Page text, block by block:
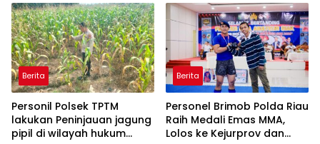
Penanaman Mangrove
DECLARE WAR: SIAP Bantai
DAN SERET AKUN PEMBUNUH
KARAKTER KE PENJARA
POLDA KEPRI!
Berita
Personil Polsek TPTM
lakukan Peninjauan jagung
pipil di wilayah hukum
Berita
Personel Brimob Polda Riau
Raih Medali Emas MMA,
Lolos ke Kejurprov dan